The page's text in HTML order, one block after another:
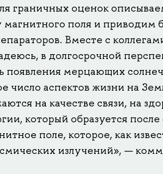
граничных оценок
магнитного поля и приводим
Вместе с
в долгосрочной
появления мерцающих
число аспектов жизни на
на качестве связи, на
который образуется
поле, которое, как
излучений», —